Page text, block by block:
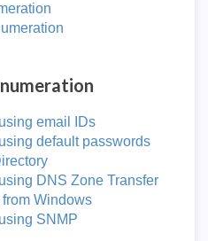
email IDs
default passwords
DNS Zone Transfer
Windows
SNMP